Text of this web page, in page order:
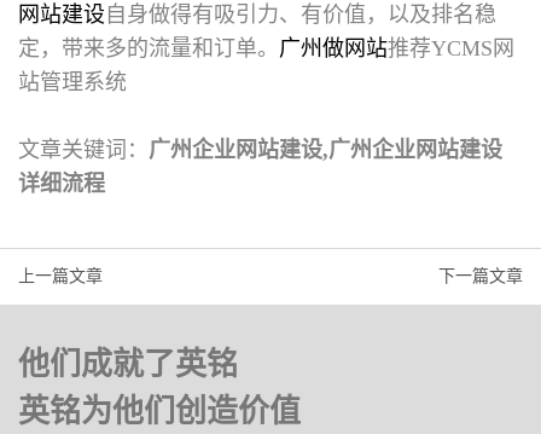
网站建设 自身做得有吸引力、有价值，以及排名稳
定，带来多的流量和订单。 广州做网站推荐YCMS网
站管理系统
文章关键词： 广州企业网站建设,广州企业网站建设
详细流程
上一篇文章 下一篇文章
他们成就了英铭
英铭为他们创造价值